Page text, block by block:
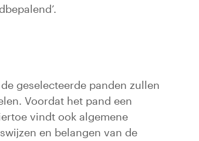
geselecteerde panden zullen
Voordat het pand een
vindt ook algemene
en belangen van de